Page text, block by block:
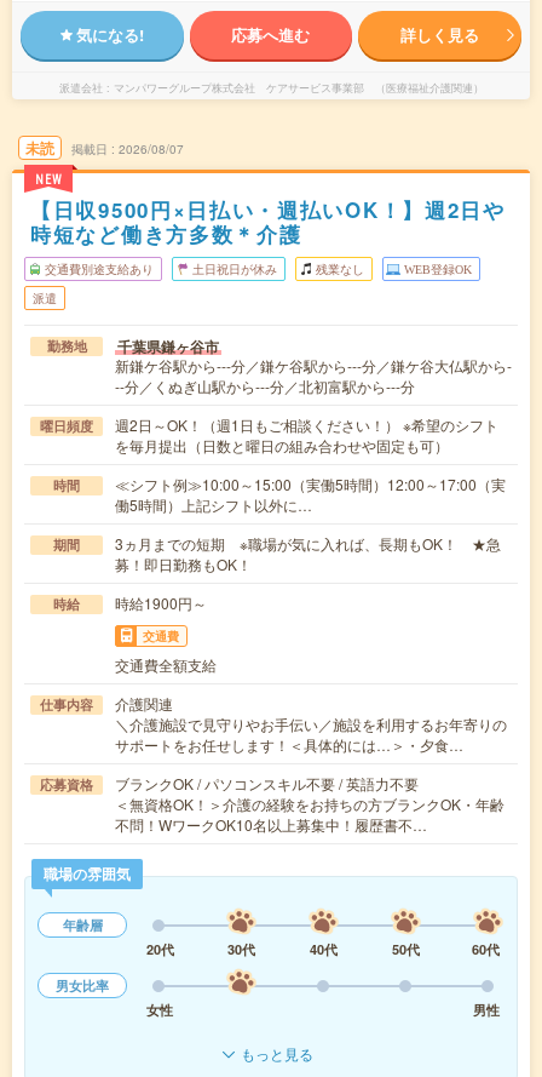
気になる! 応募へ進む 詳しく見る
派遣会社 マンパワーグループ株式会社 ケアサービス事業部 （医療福祉介護関連）
未読
NEW
掲載日 2026/08/07
【日収9500円×日払い・週払いOK！】週2日や
時短など働き方多数＊介護
交通費別途支給あり 土日祝日が休み 残業なし WEB登録OK
派遣
勤務地 千葉県鎌ヶ谷市
新鎌ケ谷駅から---分／鎌ケ谷駅から---分／鎌ケ谷大仏駅から-
--分／くぬぎ山駅から---分／北初富駅から---分
曜日頻度
週2日～OK！（週1日もご相談ください！） ※希望のシフト
を毎月提出（日数と曜日の組み合わせや固定も可）
時間
≪シフト例≫10:00～15:00（実働5時間）12:00～17:00（実
働5時間）上記シフト以外に…
期間
3ヵ月までの短期 ※職場が気に入れば、長期もOK！ ★急
募！即日勤務もOK！
時給 時給1900円～
交通費
交通費全額支給
仕事内容
介護関連
＼介護施設で見守りやお手伝い／施設を利用するお年寄りの
サポートをお任せします！＜具体的には…＞・夕食…
応募資格
ブランクOK / パソコンスキル不要 / 英語力不要
＜無資格OK！＞介護の経験をお持ちの方ブランクOK・年齢
不問！WワークOK10名以上募集中！履歴書不…
職場の雰囲気
年齢層
20代
30代 40代 50代
60代
男女比率
女性
男性
もっと見る